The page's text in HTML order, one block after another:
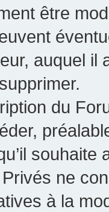
être
auquel il
du
ne
à la